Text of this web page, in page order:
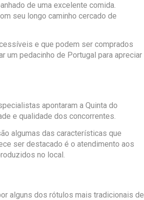
de uma excelente comida.
seu longo caminho cercado de
e que podem ser comprados
um pedacinho de Portugal para apreciar
apontaram a Quinta do
e qualidade dos concorrentes.
algumas das características que
ser destacado é o atendimento aos
no local.
alguns dos rótulos mais tradicionais de